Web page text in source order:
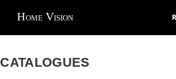
CATALOGUES